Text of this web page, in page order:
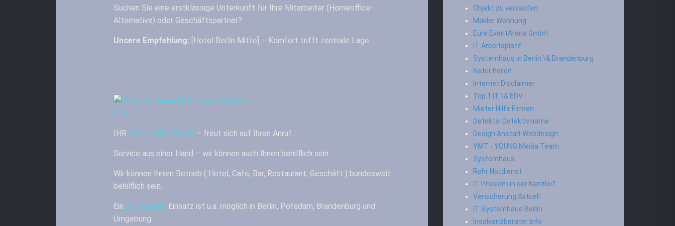
Suchen Sie eine erstklassige Unterkunft für Ihre Mitarbeiter (Homeoffice-
Alternative) oder Geschäftspartner?
Unsere Empfehlung: [Hotel Berlin Mitte] – Komfort trifft zentrale Lage.
IHR Servicemitarbeiter– freut sich auf Ihren Anruf.
Service aus einer Hand – wir können auch Ihnen behilflich sein.
Wir können Ihrem Betrieb ( Hotel, Cafe, Bar, Restaurant, Geschäft ) bundesweit
behilflich sein.
Ein 24 Stunden Einsatz ist u.a. möglich in Berlin, Potsdam, Brandenburg und
Umgebung.
Objekt zu verkaufen
Makler Wohnung
Eure EventArena GmbH
IT Arbeitsplatz
Systemhaus in Berlin \& Brandenburg
Natur heilen
Internet Disclaimer
Top 1 IT \& EDV
Mieter Hilfe Firmen
Detektei Detektiv.name
Design Anstalt Webdesign
YMT - YOUNG Media Team
Systemhaus
Rohr Notdienst
IT Problem in der Kanzlei?
Versicherung Aktuell
IT Systemhaus Berlin
Insolvenzberater Info